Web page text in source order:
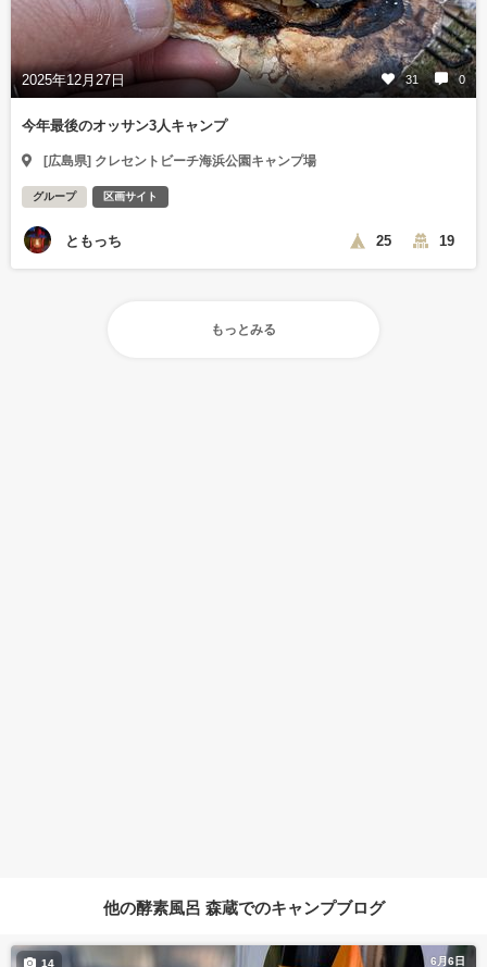
2025年12月27日 31 0
今年最後のオッサン3人キャンプ
[広島県] クレセントビーチ海浜公園キャンプ場
グループ 区画サイト
ともっち 25 19
もっとみる
他の酵素風呂 森蔵でのキャンプブログ
6月6日
14